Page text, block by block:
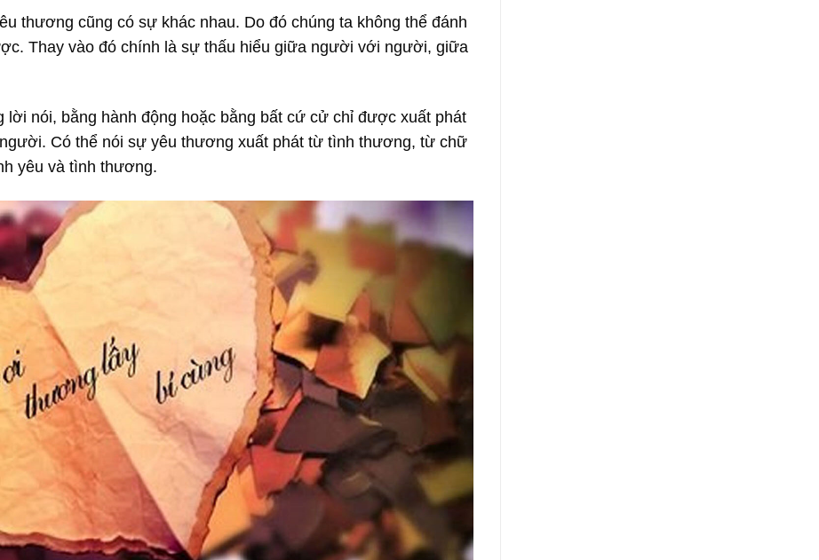
thương cũng có sự khác nhau. Do đó chúng ta không thể đánh
Thay vào đó chính là sự thấu hiểu giữa người với người, giữa
nói, bằng hành động hoặc bằng bất cứ cử chỉ được xuất phát
Có thể nói sự yêu thương xuất phát từ tình thương, từ chữ
yêu và tình thương.